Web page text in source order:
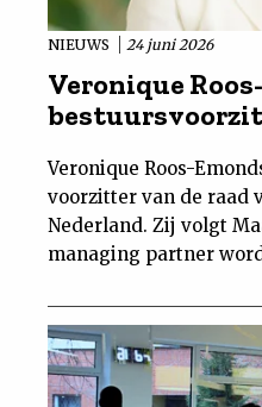
NIEUWS 24 juni 2026
Veronique
Veronique Roos-
voorzitter van de raad
Nederland. Zij volgt
managing partner